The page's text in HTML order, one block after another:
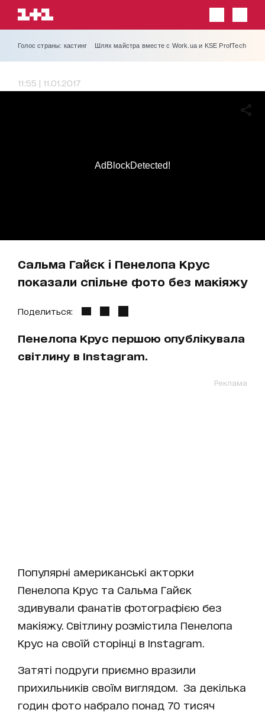
Голос страны: кастинг Шлях майстра вместе с Work.ua и KSE ProfTech
11:55 | 11.01.2017
Сальма Гайєк і Пенелопа Крус
показали спільне фото без макіяжу
AdBlockDetected!
Поделиться:
Пенелопа Крус першою опублікувала
світлину в Instagram.
Реклама
Популярні американські акторки
Пенелопа Крус та Сальма Гайєк
здивували фанатів фотографією без
макіяжу. Світлину розмістила Пенелопа
Крус на своїй сторінці в Instagram.
Затяті подруги приємно вразили
прихильників своїм виглядом. За декілька
годин фото набрало понад 70 тисяч